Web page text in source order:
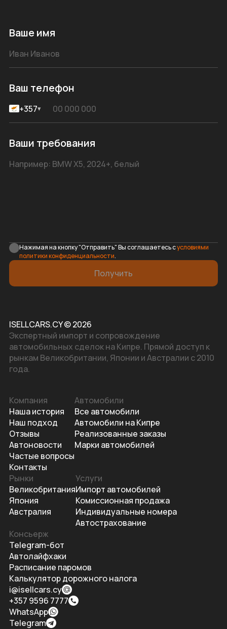
Ваше имя
Ваш телефон
+357▾
Ваши требования
Нажимая на кнопку "Отправить" Вы соглашаетесь сусловиями
политики конфиденциальности.
Получить
ISELLCARS.CY © 2026
Экспертный импорт и сопровождение
автомобильных сделок на Кипре. Прямой доступ к
рынкам Великобритании, Японии и Австралии с 2010
года.
Компания
Наша история
Наш подход
Отзывы
Автоновости
Частые вопросы
Контакты
Автомобили
Все автомобили
Автомобили на Кипре
Реализованные заказы
Марки автомобилей
Рынки
Великобритания
Япония
Австралия
Услуги
Импорт автомобилей
Комиссионная продажа
Индивидуальные номера
Автострахование
Консьерж
Telegram-бот
Автолайфхаки
Расписание паромов
Калькулятор дорожного налога
i@isellcars.cy
+357 9596 7777
WhatsApp
Telegram